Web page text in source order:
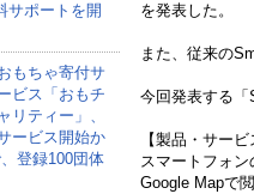
サポートを開
もちゃ寄付サ
ビス「おもチ
ャリティー」、
ービス開始か
登録100団体
を発表した。
また、従来の
今回発表する「
【製品・サービ
スマートフォ
Google Mapで